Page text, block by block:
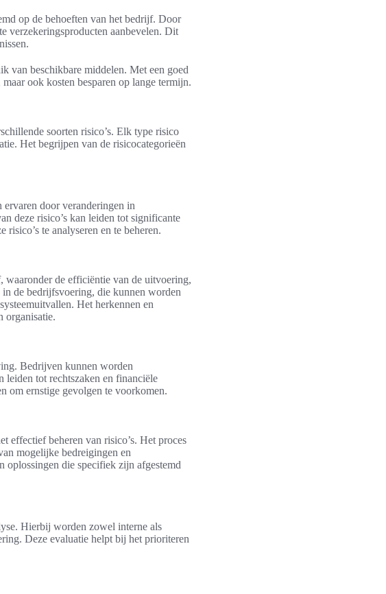
op de behoeften van het bedrijf. Door
verzekeringsproducten aanbevelen. Dit
van beschikbare middelen. Met een goed
ook kosten besparen op lange termijn.
soorten risico’s. Elk type risico
Het begrijpen van de risicocategorieën
ervaren door veranderingen in
deze risico’s kan leiden tot significante
te analyseren en te beheren.
waaronder de efficiëntie van de uitvoering,
de bedrijfsvoering, die kunnen worden
Het herkennen en
organisatie.
Bedrijven kunnen worden
leiden tot rechtszaken en financiële
om ernstige gevolgen te voorkomen.
effectief beheren van risico’s. Het proces
mogelijke bedreigingen en
oplossingen die specifiek zijn afgestemd
Hierbij worden zowel interne als
Deze evaluatie helpt bij het prioriteren